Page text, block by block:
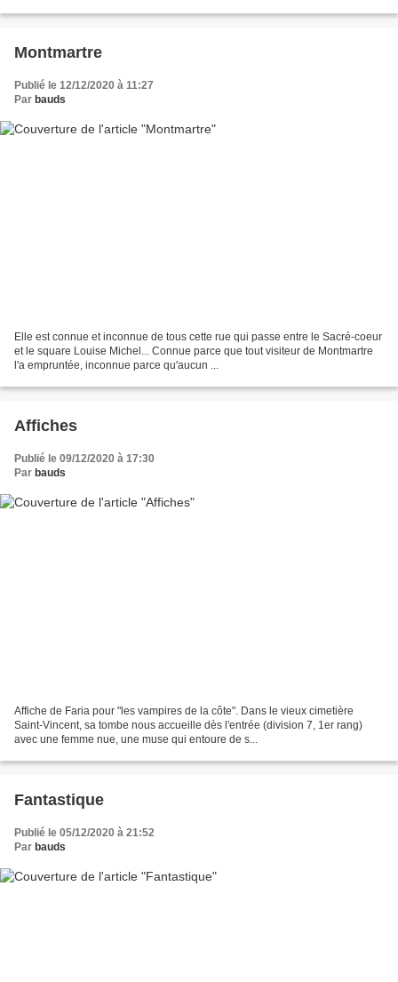
Montmartre
Publié le 12/12/2020 à 11:27
Par bauds
Elle est connue et inconnue de tous cette rue qui passe entre le Sacré-coeur
et le square Louise Michel... Connue parce que tout visiteur de Montmartre
l'a empruntée, inconnue parce qu'aucun ...
Affiches
Publié le 09/12/2020 à 17:30
Par bauds
Affiche de Faria pour "les vampires de la côte". Dans le vieux cimetière
Saint-Vincent, sa tombe nous accueille dès l'entrée (division 7, 1er rang)
avec une femme nue, une muse qui entoure de s...
Fantastique
Publié le 05/12/2020 à 21:52
Par bauds